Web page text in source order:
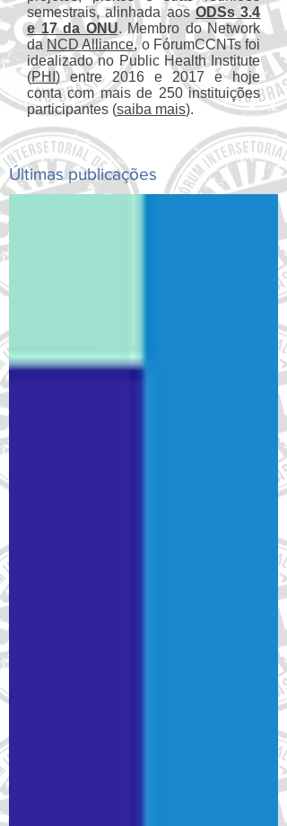
semestrais, alinhada aosODSs 3.4
e 17 da ONU. Membro do Network
da NCD Alliance, o FórumCCNTs foi
idealizado no Public Health Institute
(PHI ) entre 2016 e 2017 e hoje
conta com mais de 250 instituições
participantes (saiba mais).
Últimas publicações